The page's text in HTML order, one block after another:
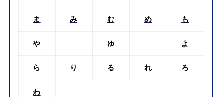
ま み む め も
や ゆ よ
ら り る れ ろ
わ